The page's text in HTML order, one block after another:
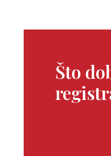
Što